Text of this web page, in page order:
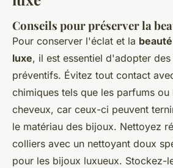
Conseils pour préserver la
Pour conserver l'éclat et la
luxe, il est essentiel d'adopter
préventifs. Évitez tout contact
chimiques tels que les parfums ou
cheveux, car ceux-ci peuvent
le matériau des bijoux. Nettoyez
colliers avec un nettoyant doux
pour les bijoux luxueux. Stockez-